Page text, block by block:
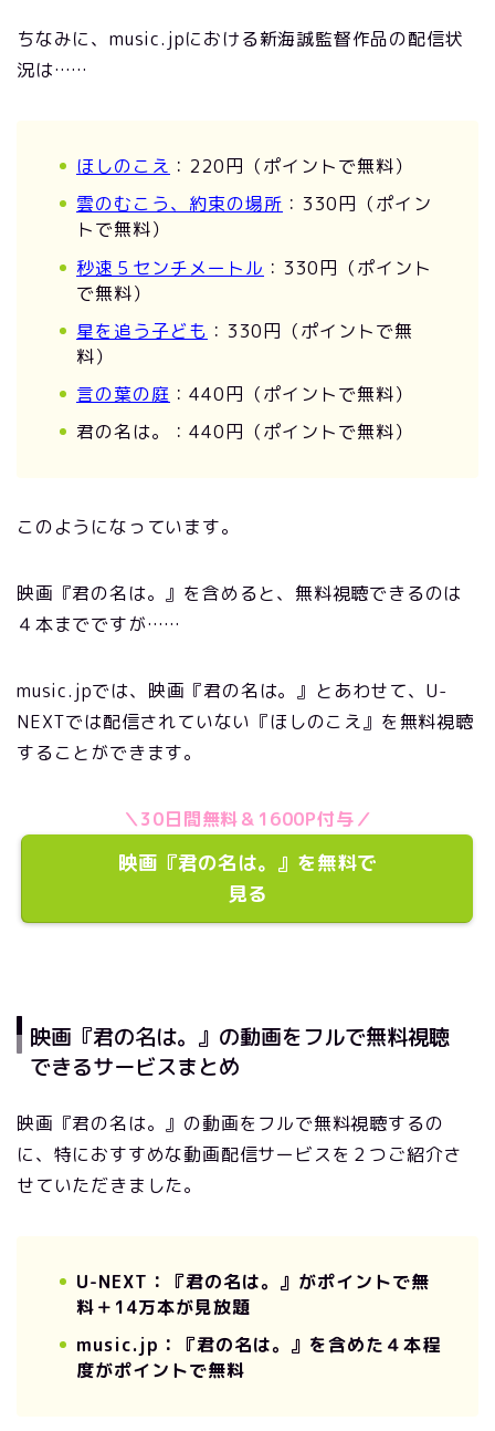
ちなみに、music.jpにおける新海誠監督作品の配信状
況は……
ほしのこえ ：220円（ポイントで無料）
雲のむこう、約束の場所 ：330円（ポイン
トで無料）
秒速５センチメートル ：330円（ポイント
で無料）
星を追う子ども ：330円（ポイントで無
料）
言の葉の庭 ：440円（ポイントで無料）
君の名は。：440円（ポイントで無料）
このようになっています。
映画『君の名は。』を含めると、無料視聴できるのは
４本までですが……
music.jpでは、映画『君の名は。』とあわせて、U-
NEXTでは配信されていない『ほしのこえ』を無料視聴
することができます。
＼30日間無料＆1600P付与／
映画『君の名は。』を無料で
見る
映画『君の名は。』の動画をフルで無料視聴
できるサービスまとめ
映画『君の名は。』の動画をフルで無料視聴するの
に、特におすすめな動画配信サービスを２つご紹介さ
せていただきました。
U-NEXT：『君の名は。』がポイントで無
料＋14万本が見放題
music.jp：『君の名は。』を含めた４本程
度がポイントで無料